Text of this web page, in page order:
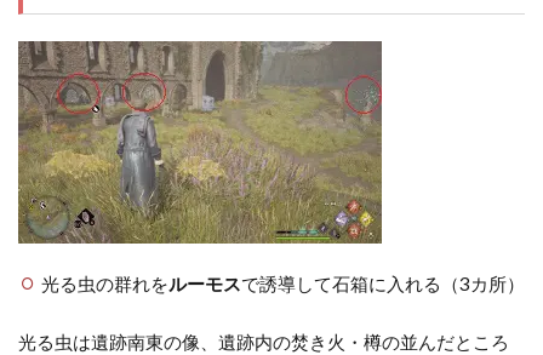
光る虫の群れをルーモスで誘導して石箱に入れる（3カ所）
光る虫は遺跡南東の像、遺跡内の焚き火・樽の並んだところ